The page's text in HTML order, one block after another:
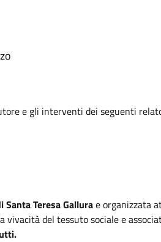
e gli interventi dei seguenti
Santa Teresa Gallurae organizzata
vivacità del tessuto sociale e